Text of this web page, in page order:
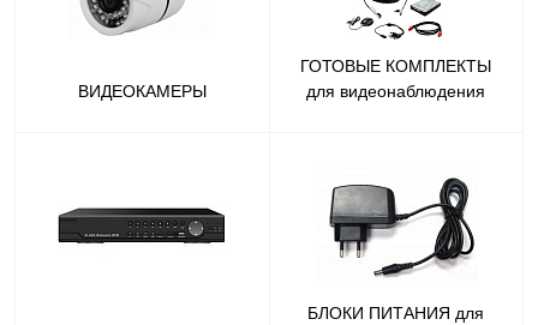
ВИДЕОКАМЕРЫ
ГОТОВЫЕ КОМПЛЕКТЫ
для видеонаблюдения
БЛОКИ ПИТАНИЯ для